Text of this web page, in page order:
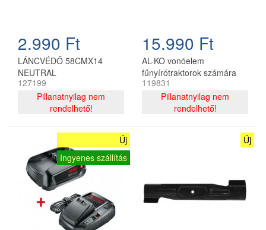
2.990 Ft
LÁNCVÉDŐ 58CMX14
NEUTRAL
127199
Pillanatnyilag nem
rendelhető!
15.990 Ft
AL-KO vonóelem
fűnyírótraktorok számára
119831
Pillanatnyilag nem
rendelhető!
Új
Ingyenes szállítás
Új